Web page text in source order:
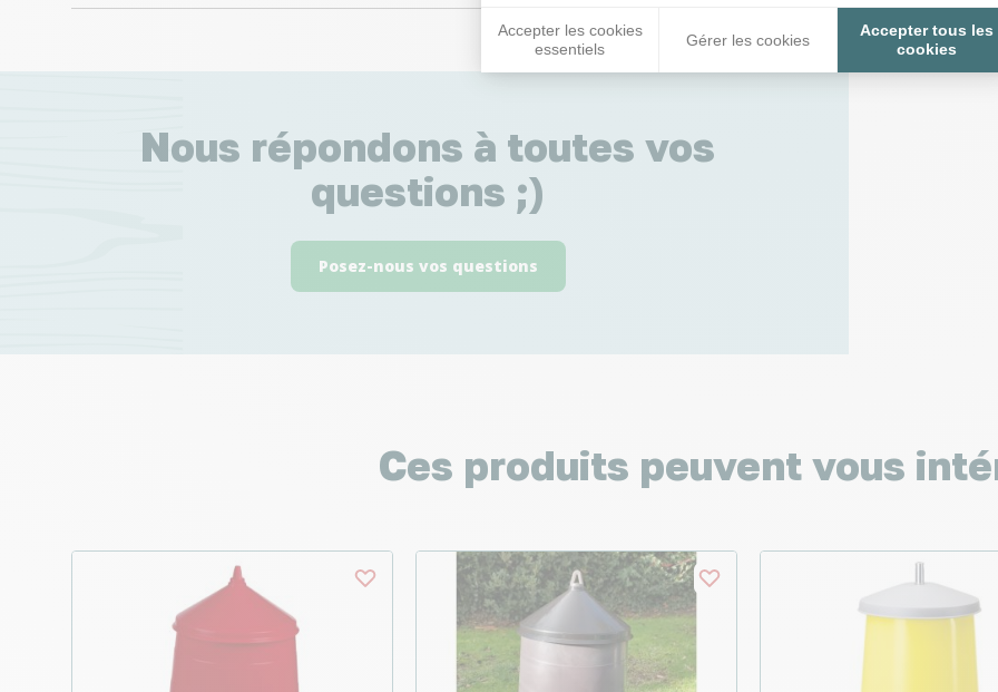
Accepter les cookies
essentiels
Gérer les cookies
Accepter tous les
cookies
Nous répondons à toutes vos
questions ;)
Posez-nous vos questions
Ces produits peuvent vous